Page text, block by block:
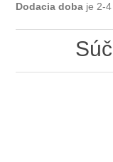
Dodacia doba je 2-